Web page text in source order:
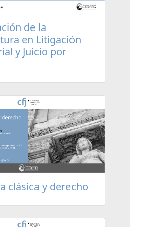
de la
en Litigación
y Juicio por
clásica y derecho